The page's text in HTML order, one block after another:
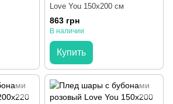
Love You 150x200 см
863 грн
В наличии
Купить